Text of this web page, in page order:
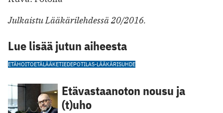
Julkaistu Lääkärilehdessä 20/2016.
Lue lisää jutun aiheesta
ETÄHOITOETÄLÄÄKETIEDEPOTILAS-LÄÄKÄRISUHDE
Etävastaanoton nousu ja
(t)uho